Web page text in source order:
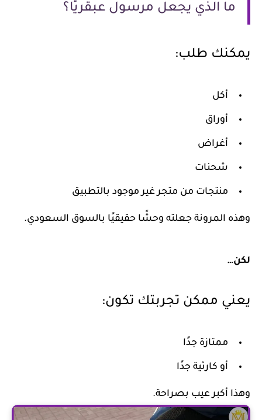
ما الذي يجعل مرسول عبقريًا؟
طلب:
أكل
أوراق
أغراض
شحنات
منتجات من متجر غير موجود بالتطبيق
المرونة جعلته وحشًا حقيقيًا بالسوق السعودي.
ممكن تجربتك تكون:
ممتازة جدًا
أو كارثية جدًا
أكبر عيب بصراحة.